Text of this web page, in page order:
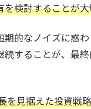
を検討することが
期的なノイズに惑
続することが、最
を見据えた投資戦